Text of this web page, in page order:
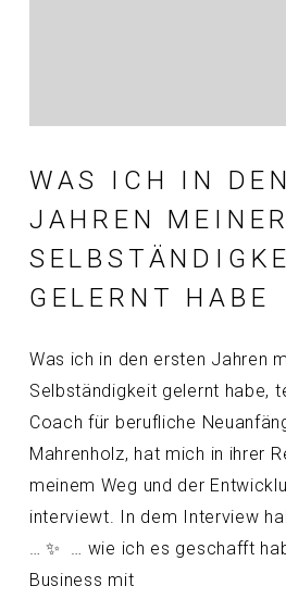
WAS ICH IN
JAHREN MEINER
GELERNT HABE
Was ich in den ersten Jahren
Selbständigkeit gelernt habe,
Coach für berufliche
Mahrenholz, hat mich in ihrer
meinem Weg und der
interviewt. In dem Interview
… ✨ … wie ich es geschafft
Business mit